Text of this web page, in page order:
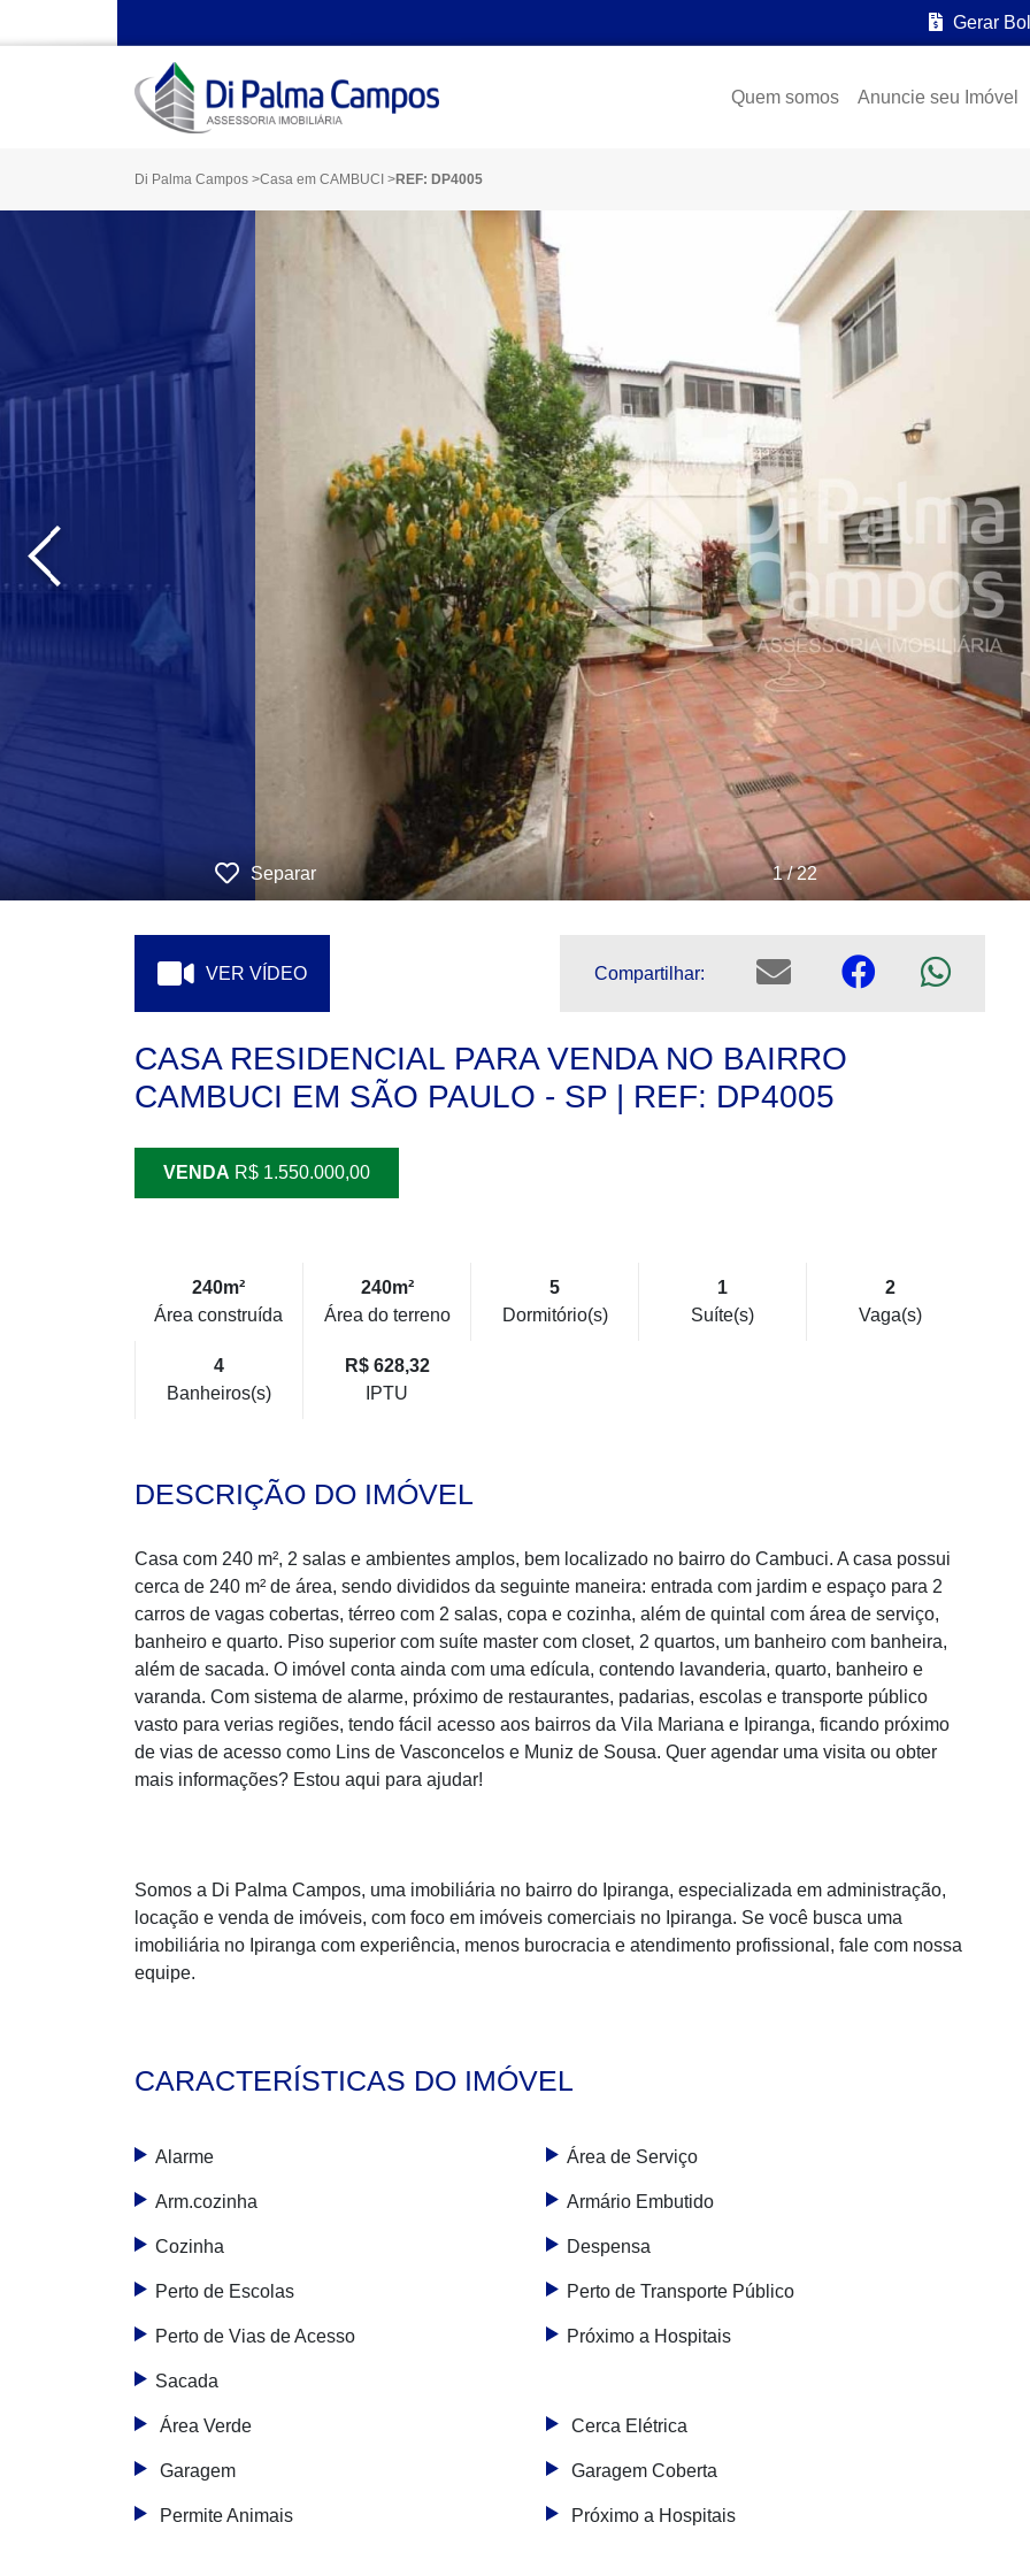
Gerar
Quem somos Anuncie seu Imóvel
Di Palma Campos >Casa em CAMBUCI >REF: DP4005
‹
Separar 1 / 22
VER VÍDEO Compartilhar:
CASA RESIDENCIAL PARA VENDA NO BAIRRO
CAMBUCI EM SÃO PAULO - SP | REF: DP4005
VENDA R$ 1.550.000,00
240m²
Área construída
240m²
Área do terreno
5
Dormitório(s)
1
Suíte(s)
2
Vaga(s)
4
Banheiros(s)
R$ 628,32
IPTU
DESCRIÇÃO DO IMÓVEL
Casa com 240 m², 2 salas e ambientes amplos, bem localizado no bairro do Cambuci. A casa possui
cerca de 240 m² de área, sendo divididos da seguinte maneira: entrada com jardim e espaço para 2
carros de vagas cobertas, térreo com 2 salas, copa e cozinha, além de quintal com área de serviço,
banheiro e quarto. Piso superior com suíte master com closet, 2 quartos, um banheiro com banheira,
além de sacada. O imóvel conta ainda com uma edícula, contendo lavanderia, quarto, banheiro e
varanda. Com sistema de alarme, próximo de restaurantes, padarias, escolas e transporte público
vasto para verias regiões, tendo fácil acesso aos bairros da Vila Mariana e Ipiranga, ficando próximo
de vias de acesso como Lins de Vasconcelos e Muniz de Sousa. Quer agendar uma visita ou obter
mais informações? Estou aqui para ajudar!
Somos a Di Palma Campos, uma imobiliária no bairro do Ipiranga, especializada em administração,
locação e venda de imóveis, com foco em imóveis comerciais no Ipiranga. Se você busca uma
imobiliária no Ipiranga com experiência, menos burocracia e atendimento profissional, fale com nossa
equipe.
CARACTERÍSTICAS DO IMÓVEL
Alarme Área de Serviço
Arm.cozinha Armário Embutido
Cozinha Despensa
Perto de Escolas Perto de Transporte Público
Perto de Vias de Acesso Próximo a Hospitais
Sacada
Área Verde Cerca Elétrica
Garagem Garagem Coberta
Permite Animais Próximo a Hospitais